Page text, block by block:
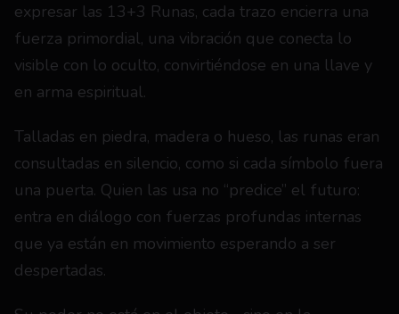
expresar las 13+3 Runas, cada trazo encierra una
fuerza primordial, una vibración que conecta lo
visible con lo oculto, convirtiéndose en una llave y
en arma espiritual.
Talladas en piedra, madera o hueso, las runas eran
consultadas en silencio, como si cada símbolo fuera
una puerta. Quien las usa no “predice” el futuro:
entra en diálogo con fuerzas profundas internas
que ya están en movimiento esperando a ser
despertadas.